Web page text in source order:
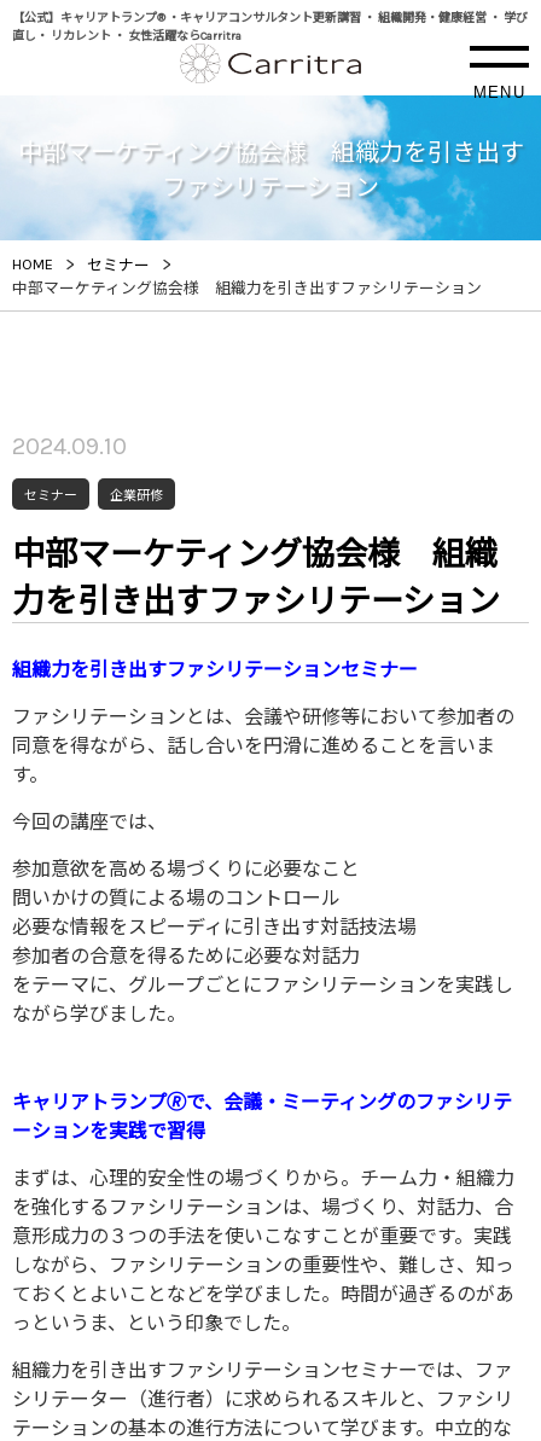
【公式】キャリアトランプ® ・キャリアコンサルタント更新講習 ・ 組織開発・健康経営 ・ 学び
直し・ リカレント ・ 女性活躍ならCarritra
MENU
中部マーケティング協会様 組織力を引き出す
ファシリテーション
HOME > セミナー >
中部マーケティング協会様 組織力を引き出すファシリテーション
2024.09.10
セミナー 企業研修
中部マーケティング協会様 組織
力を引き出すファシリテーション
組織力を引き出すファシリテーションセミナー
ファシリテーションとは、会議や研修等において参加者の
同意を得ながら、話し合いを円滑に進めることを言いま
す。
今回の講座では、
参加意欲を高める場づくりに必要なこと
問いかけの質による場のコントロール
必要な情報をスピーディに引き出す対話技法場
参加者の合意を得るために必要な対話力
をテーマに、グループごとにファシリテーションを実践し
ながら学びました。
キャリアトランプ🄬で、会議・ミーティングのファシリテ
ーションを実践で習得
まずは、心理的安全性の場づくりから。チーム力・組織力
を強化するファシリテーションは、場づくり、対話力、合
意形成力の３つの手法を使いこなすことが重要です。実践
しながら、ファシリテーションの重要性や、難しさ、知っ
ておくとよいことなどを学びました。時間が過ぎるのがあ
っというま、という印象でした。
組織力を引き出すファシリテーションセミナーでは、ファ
シリテーター（進行者）に求められるスキルと、ファシリ
テーションの基本の進行方法について学びます。中立的な